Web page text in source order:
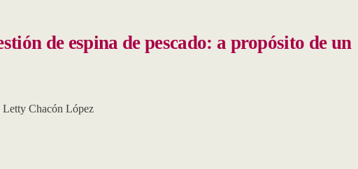
de espina de pescado: a propósito de un
Letty Chacón López